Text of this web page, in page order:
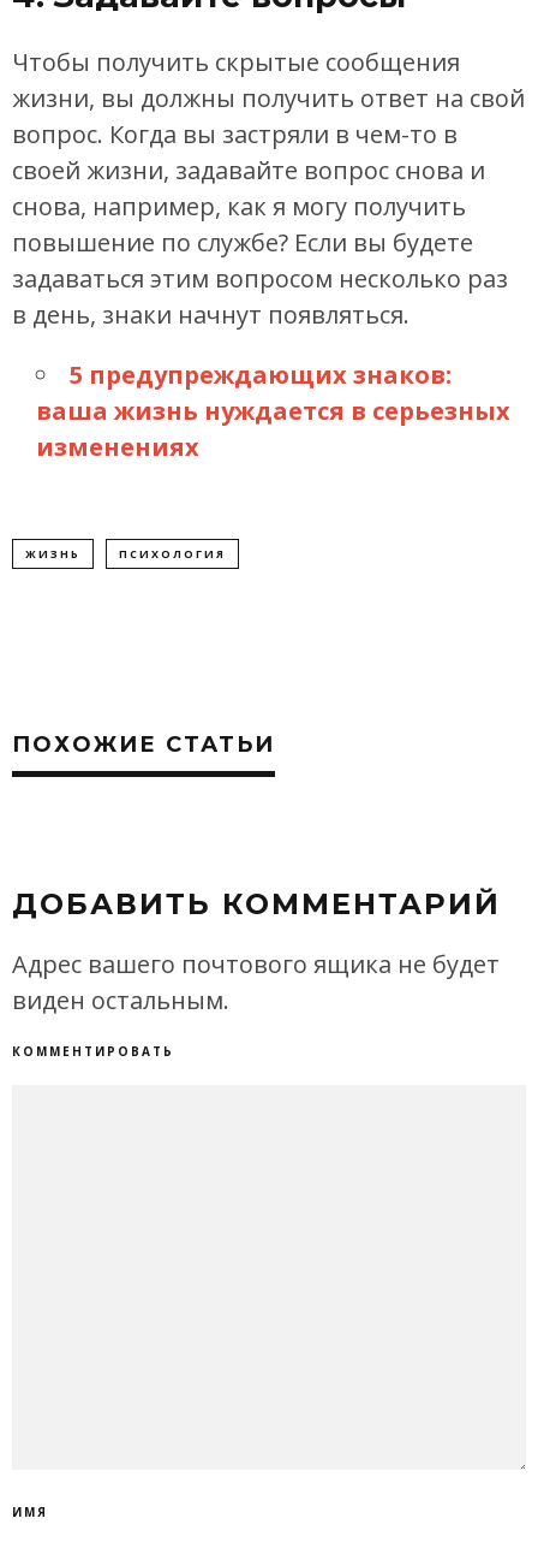
Чтобы получить скрытые сообщения
жизни, вы должны получить ответ на свой
вопрос. Когда вы застряли в чем-то в
своей жизни, задавайте вопрос снова и
снова, например, как я могу получить
повышение по службе? Если вы будете
задаваться этим вопросом несколько раз
в день, знаки начнут появляться.
5 предупреждающих знаков:
ваша жизнь нуждается в серьезных
изменениях
ЖИЗНЬ ПСИХОЛОГИЯ
ПОХОЖИЕ СТАТЬИ
ДОБАВИТЬ КОММЕНТАРИЙ
Адрес вашего почтового ящика не будет
виден остальным.
КОММЕНТИРОВАТЬ
ИМЯ